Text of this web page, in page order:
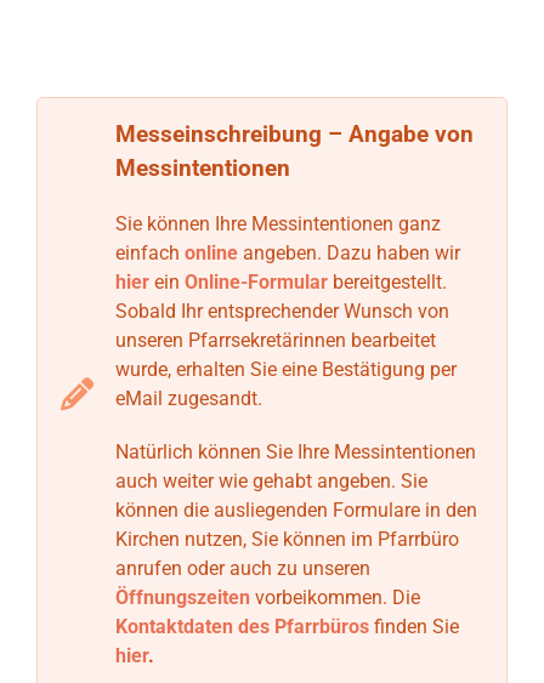
Messeinschreibung – Angabe von
Messintentionen
Sie können Ihre Messintentionen ganz
einfach online angeben. Dazu haben wir
hier ein Online-Formular bereitgestellt.
Sobald Ihr entsprechender Wunsch von
unseren Pfarrsekretärinnen bearbeitet
wurde, erhalten Sie eine Bestätigung per
eMail zugesandt.
Natürlich können Sie Ihre Messintentionen
auch weiter wie gehabt angeben. Sie
können die ausliegenden Formulare in den
Kirchen nutzen, Sie können im Pfarrbüro
anrufen oder auch zu unseren
Öffnungszeiten vorbeikommen. Die
Kontaktdaten des Pfarrbüros finden Sie
hier.